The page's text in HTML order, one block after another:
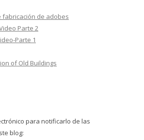
fabricación de adobes
Video Parte 2
Parte 1
of Old Buildings
para notificarlo de las
blog: